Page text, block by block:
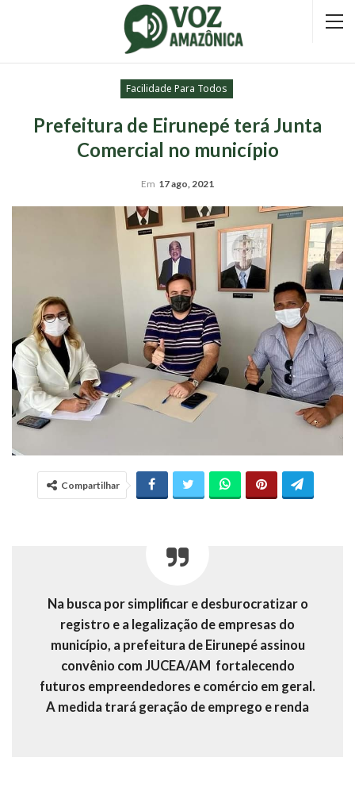
Facilidade Para Todos
Prefeitura de Eirunepé terá Junta
Comercial no município
Em 17 ago, 2021
Compartilhar
Na busca por simplificar e desburocratizar o
registro e a legalização de empresas do
município, a prefeitura de Eirunepé assinou
convênio com JUCEA/AM fortalecendo
futuros empreendedores e comércio em geral.
A medida trará geração de emprego e renda